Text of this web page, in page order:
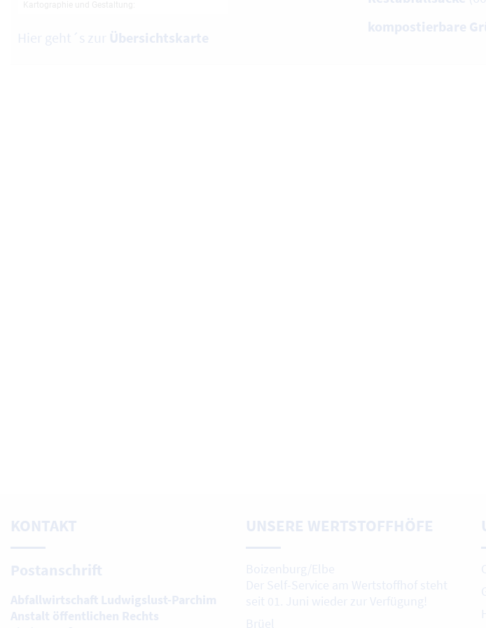
Hier geht´s zur Übersichtskarte
kompostierbare
KONTAKT
Postanschrift
Abfallwirtschaft Ludwigslust-Parchim
Anstalt öffentlichen Rechts
UNSERE WERTSTOFFHÖFE
Boizenburg/Elbe
Der Self-Service am Wertstoffhof steht
seit 01. Juni wieder zur Verfügung!
Brüel